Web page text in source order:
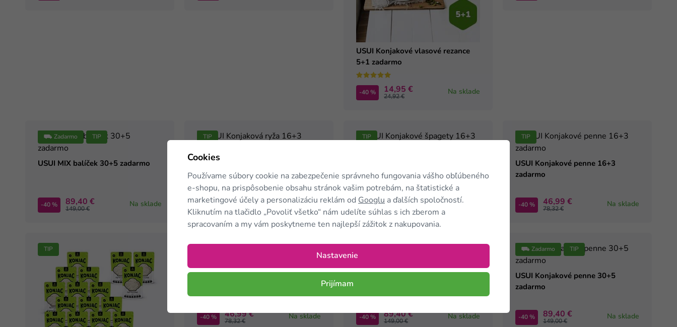
USUI Konjakové vlasové rezance
5+1 zadarmo
-40 % 14,95 €
24,92 €
Na sklade
⛟ Zadarmo TIP
USUI MIX balíček 30+5 zadarmo
-40 % 89,40 €
149,00 €
Na sklade
TIP
zadarmo
46,99 €
78,32 €
Na sklade
TIP
zadarmo
-40 % 46,99 €
78,32 €
Na sklade
TIP
USUI Konjakové penne 16+3
zadarmo
-40 % 46,99 €
78,32 €
Na sklade
TIP
-40 % 46,99 €
78,32 €
Na sklade -40 % 89,40 €
149,00 €
Na sklade
⛟ Zadarmo TIP
USUI Konjakové penne 30+5
zadarmo
-40 % 89,40 €
149,00 €
Na sklade
Cookies
Používame súbory cookie na zabezpečenie správneho fungovania vášho obľúbeného
e-shopu, na prispôsobenie obsahu stránok vašim potrebám, na štatistické a
marketingové účely a personalizáciu reklám od Googlu a ďalších spoločností.
Kliknutím na tlačidlo „Povoliť všetko“ nám udelíte súhlas s ich zberom a
spracovaním a my vám poskytneme ten najlepší zážitok z nakupovania.
Nastavenie
Prijímam